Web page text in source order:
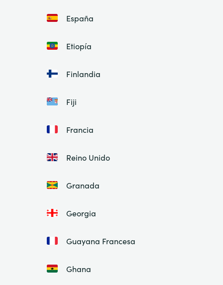
España
Etiopía
Finlandia
Fiji
Francia
Reino Unido
Granada
Georgia
Guayana Francesa
Ghana